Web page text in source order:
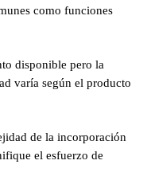
como funciones
disponible pero la
varía según el producto
de la incorporación
el esfuerzo de